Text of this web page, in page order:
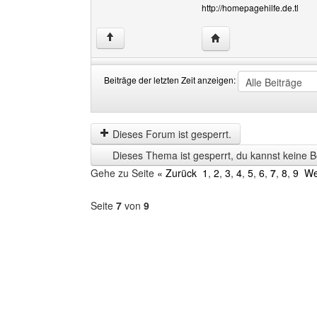
http://homepagehilfe.de.tl
↑ Website dieses
Beiträge der letzten Zeit anzeigen:
der
letzten
Zeit
anzeigen
by
Dieses Forum ist gesperrt.
Dieses Thema ist gesperrt, du kannst keine
Gehe zu Seite « Zurück 1 , 2, 3, 4, 5, 6, 7, 8, 9
Seite 7 von 9